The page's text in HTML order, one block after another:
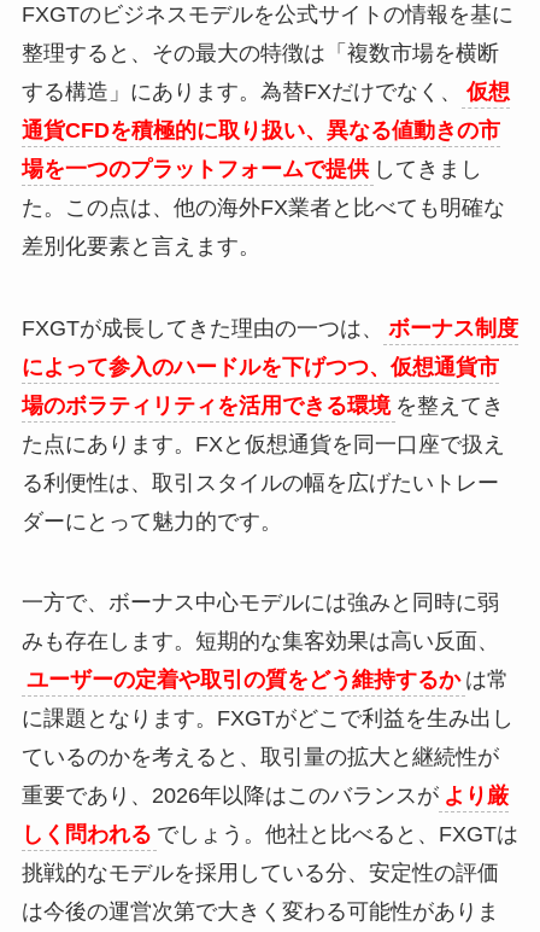
FXGTのビジネスモデルを公式サイトの情報を基に
整理すると、その最大の特徴は「複数市場を横断
する構造」にあります。為替FXだけでなく、
仮想
通貨CFDを積極的に取り扱い、異なる値動きの市
場を一つのプラットフォームで提供 してきまし
た。この点は、他の海外FX業者と比べても明確な
差別化要素と言えます。
FXGTが成長してきた理由の一つは、
ボーナス制度
によって参入のハードルを下げつつ、仮想通貨市
場のボラティリティを活用できる環境 を整えてき
た点にあります。FXと仮想通貨を同一口座で扱え
る利便性は、取引スタイルの幅を広げたいトレー
ダーにとって魅力的です。
一方で、ボーナス中心モデルには強みと同時に弱
みも存在します。短期的な集客効果は高い反面、
ユーザーの定着や取引の質をどう維持するか は常
に課題となります。FXGTがどこで利益を生み出し
ているのかを考えると、取引量の拡大と継続性が
重要であり、2026年以降はこのバランスが より厳
しく問われる でしょう。他社と比べると、FXGTは
挑戦的なモデルを採用している分、安定性の評価
は今後の運営次第で大きく変わる可能性がありま